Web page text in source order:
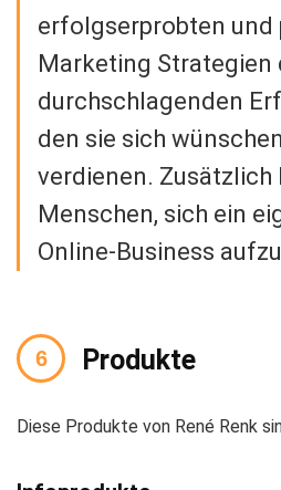
erfolgserprobten und
Marketing Strategien
durchschlagenden
den sie sich
verdienen. Zusätzlich
Menschen, sich ein
Online-Business
Produkte
Diese Produkte von René Renk